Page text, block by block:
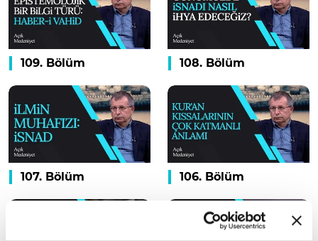
109. Bölüm 108. Bölüm
107. Bölüm 106. Bölüm